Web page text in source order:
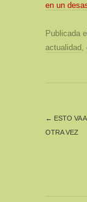
en un
Publicada el
actualidad,
← ESTO VA
OTRA VEZ